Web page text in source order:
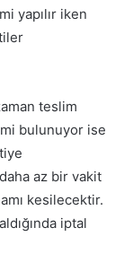
yapılır iken
teslim
bulunuyor ise
az bir vakit
kesilecektir.
iptal